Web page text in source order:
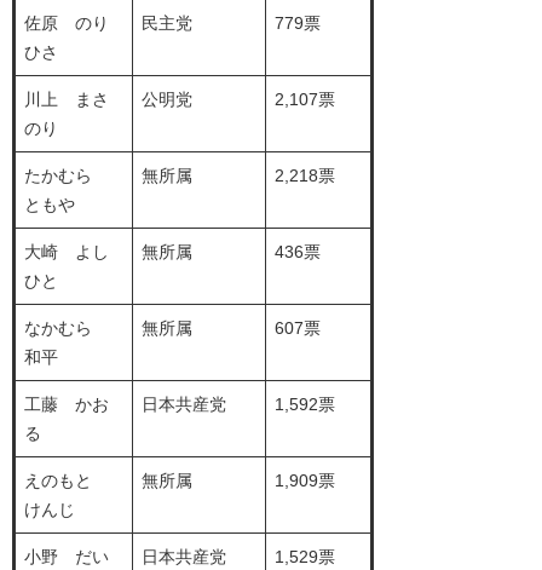
佐原 のり
ひさ
民主党 779票
川上 まさ
のり
公明党 2,107票
たかむら
ともや
無所属 2,218票
大崎 よし
ひと
無所属 436票
なかむら
和平
無所属 607票
工藤 かお
る
日本共産党 1,592票
えのもと
けんじ
無所属 1,909票
小野 だい
日本共産党 1,529票